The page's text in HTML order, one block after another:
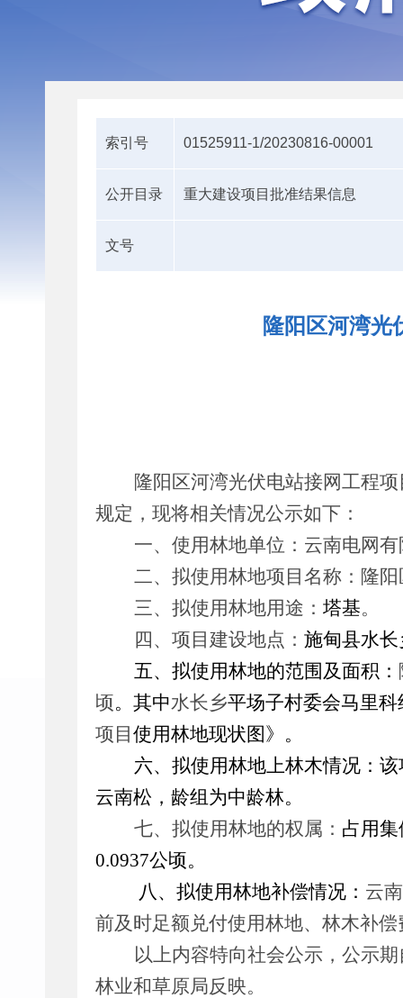
索引号 01525911-1/20230816-00001
公开目录 重大建设项目批准结果信息
文号
隆阳区河湾光
隆阳区河湾光伏电站接网工程项
规定，现将相关情况公示如下：
一、使用林地单位： 云南电网
二、拟使用林地项目名称： 隆
三、拟使用林地用途： 塔基。
四、项目建设地点： 施甸县水
五、拟使用林地的范围及面积：
顷。其中水长乡平场子村委会马里科
项目使用林地现状图》。
六、拟使用林地上林木情况：
云南松，龄组为中龄林。
七、拟使用林地的权属： 占用
0.0937公顷。
八、拟使用林地补偿情况： 云
前及时足额兑付使用林地、林木补偿
以上内容特向社会公示，公示期
林业和草原局反映。